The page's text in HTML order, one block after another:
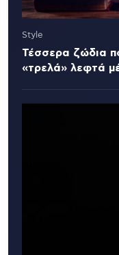
Style
Τέσσερα ζώδια
«τρελά» λεφτά